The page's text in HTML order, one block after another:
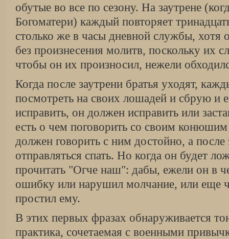
обутые во все по сезону. На заутрене
Богоматери) каждый повторяет
столько же в часы дневной службы, хотя
без произнесения молитв, поскольку их
чтобы он их произносил, нежели
Когда после заутрени братья уходят,
посмотреть на своих лошадей и сбрую и
исправить, он должен исправить или
есть о чем поговорить со своим
должен говорить с ним достойно, а после
отправляться спать. Но когда он будет
прочитать "Огче наш": дабы, ежели он в
ошибку или нарушил молчание, или еще
простил ему.
В этих первых фразах обнаруживается
практика, сочетаемая с военными